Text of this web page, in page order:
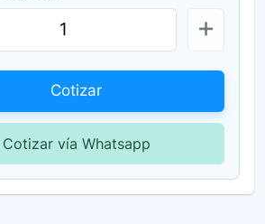
Cotizar
Cotizar vía Whatsapp